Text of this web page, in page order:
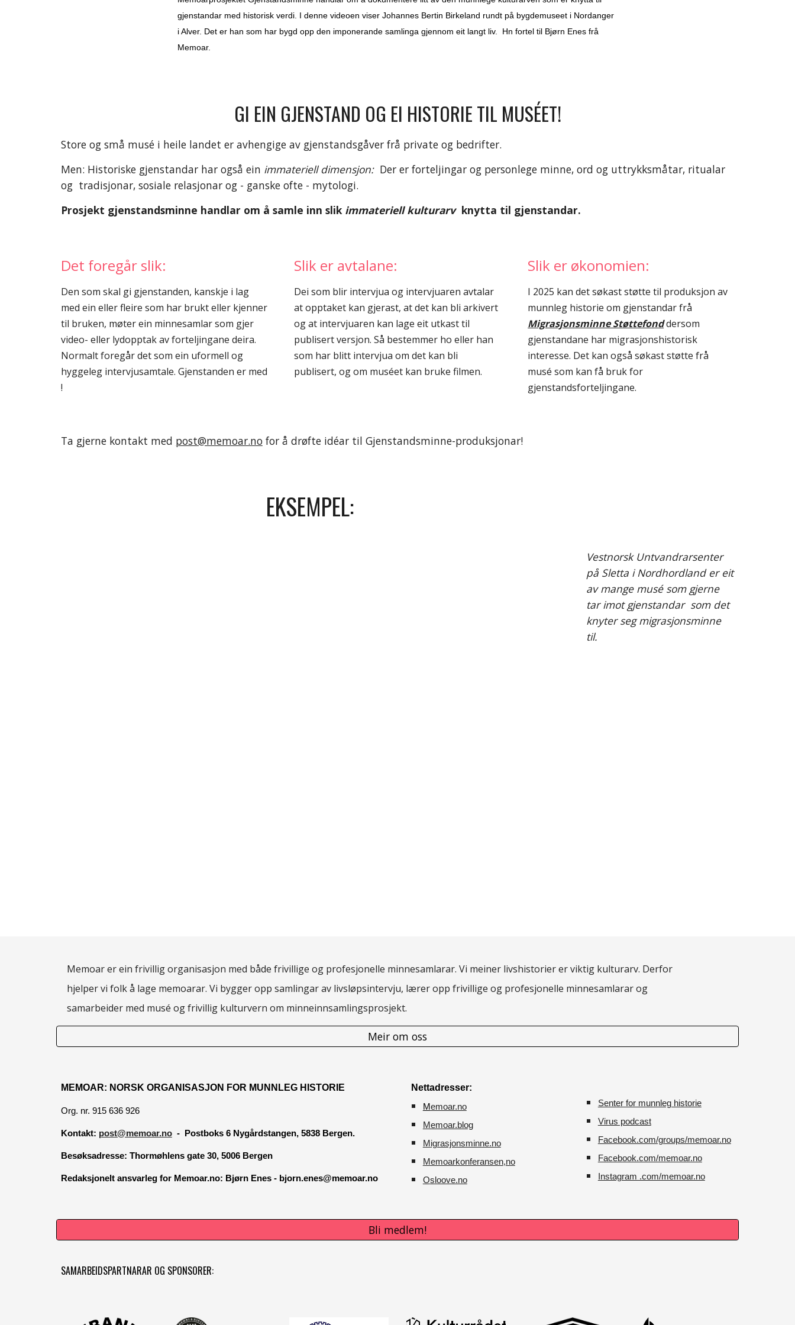
gjenstandar med historisk verdi. I denne videoen viser Johannes Bertin Birkeland rundt på bygdemuseet i Nordanger
i Alver. Det er han som har bygd opp den imponerande samlinga gjennom eit langt liv. Hn fortel til Bjørn Enes frå
Memoar.
GI EIN GJENSTAND OG EI HISTORIE TIL MUSÉET!
Store og små musé i heile landet er avhengige av gjenstandsgåver frå private og bedrifter.
Men: Historiske gjenstandar har også ein immateriell dimensjon: Der er forteljingar og personlege minne, ord og uttrykksmåtar, ritualar
og tradisjonar, sosiale relasjonar og - ganske ofte - mytologi.
Prosjekt gjenstandsminne handlar om å samle inn slik immateriell kulturarv knytta til gjenstandar.
Det foregår slik:
Den som skal gi gjenstanden, kanskje i lag
med ein eller fleire som har brukt eller kjenner
til bruken, møter ein minnesamlar som gjer
video- eller lydopptak av forteljingane deira.
Normalt foregår det som ein uformell og
hyggeleg intervjusamtale. Gjenstanden er med
!
Slik er avtalane:
Dei som blir intervjua og intervjuaren avtalar
at opptaket kan gjerast, at det kan bli arkivert
og at intervjuaren kan lage eit utkast til
publisert versjon. Så bestemmer ho eller han
som har blitt intervjua om det kan bli
publisert, og om muséet kan bruke filmen.
Slik er økonomien:
I 2025 kan det søkast støtte til produksjon av
munnleg historie om gjenstandar frå
Migrasjonsminne Støttefonddersom
gjenstandane har migrasjonshistorisk
interesse. Det kan også søkast støtte frå
musé som kan få bruk for
gjenstandsforteljingane.
Ta gjerne kontakt med post@memoar.no for å drøfte idéar til Gjenstandsminne-produksjonar!
EKSEMPEL:
Vestnorsk Untvandrarsenter
på Sletta i Nordhordland er eit
av mange musé som gjerne
tar imot gjenstandar som det
knyter seg migrasjonsminne
til.
Memoar er ein frivillig organisasjon med både frivillige og profesjonelle minnesamlarar. Vi meiner livshistorier er viktig kulturarv. Derfor
hjelper vi folk å lage memoarar. Vi bygger opp samlingar av livsløpsintervju, lærer opp frivillige og profesjonelle minnesamlarar og
samarbeider med musé og frivillig kulturvern om minneinnsamlingsprosjekt.
Meir om oss
MEMOAR: NORSK ORGANISASJON FOR MUNNLEG HISTORIE
Org. nr. 915 636 926
Kontakt: post@memoar.no- Postboks 6 Nygårdstangen, 5838 Bergen.
Besøksadresse: Thormøhlens gate 30, 5006 Bergen
Redaksjonelt ansvarleg for Memoar.no: Bjørn Enes - bjorn.enes@memoar.no
Nettadresser:
Memoar.no
Memoar.blog
M igrasjonsminne.no
Memoarkonferansen,no
Osloove.no
Senter for munnleg historie
Virus podcast
Facebook.com/groups/memoar.no
Facebook.com/memoar.no
Instagram .com/memoar.no
Bli medlem!
SAMARBEIDSPARTNARAR OG SPONSORER: